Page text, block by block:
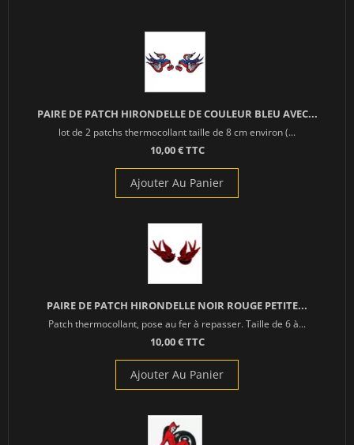
PAIRE DE PATCH HIRONDELLE DE COULEUR BLEU AVEC...
lot de 2 patchs thermocollant taille de 8 cm environ (...
10,00 € TTC
Ajouter Au Panier
PAIRE DE PATCH HIRONDELLE NOIR ROUGE PETITE...
Patch thermocollant, pose au fer à repasser. Taille de 6 à...
10,00 € TTC
Ajouter Au Panier